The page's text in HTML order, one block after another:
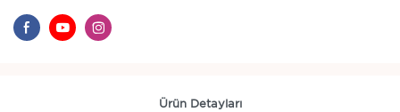
Ürün Detayları